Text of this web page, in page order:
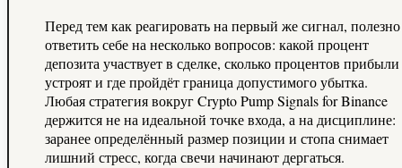
Перед тем как реагировать на первый же сигнал, полезно
ответить себе на несколько вопросов: какой процент
депозита участвует в сделке, сколько процентов прибыли
устроят и где пройдёт граница допустимого убытка.
Любая стратегия вокруг Crypto Pump Signals for Binance
держится не на идеальной точке входа, а на дисциплине:
заранее определённый размер позиции и стопа снимает
лишний стресс, когда свечи начинают дергаться.